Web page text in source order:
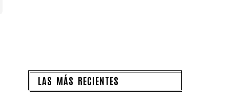
LAS MÁS RECIENTES